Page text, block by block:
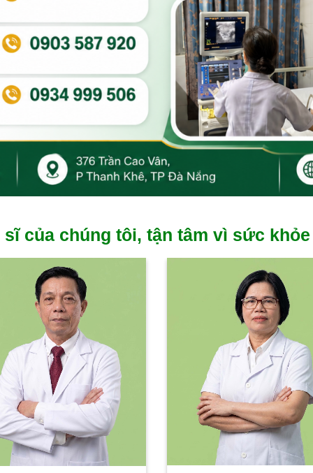
sĩ của chúng tôi, tận tâm vì sức khỏe